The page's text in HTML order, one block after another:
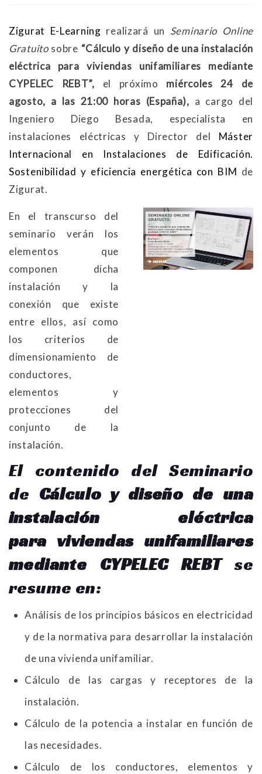
Zigurat E-Learning realizará un Seminario Online
Gratuitosobre “Cálculo y diseño de una instalación
eléctrica para viviendas unifamiliares mediante
CYPELEC REBT”, el próximo miércoles 24 de
agosto, a las 21:00 horas (España), a cargo del
Ingeniero Diego Besada, especialista en
instalaciones eléctricas y Director del Máster
Internacional en Instalaciones de Edificación.
Sostenibilidad y eficiencia energética con BIM de
Zigurat.
En el transcurso del
seminario verán los
elementos que
componen dicha
instalación y la
conexión que existe
entre ellos, así como
los criterios de
dimensionamiento de
conductores,
elementos y
protecciones del
conjunto de la
instalación.
El contenido del Seminario
de Cálculo y diseño de una
instalación eléctrica
para viviendas unifamiliares
mediante CYPELEC REBTse
resume en:
Análisis de los principios básicos en electricidad
y de la normativa para desarrollar la instalación
de una vivienda unifamiliar.
Cálculo de las cargas y receptores de la
instalación.
Cálculo de la potencia a instalar en función de
las necesidades.
Cálculo de los conductores, elementos y